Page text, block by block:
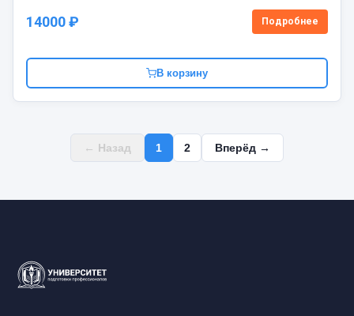
14000 ₽ Подробнее
В корзину
← Назад 1 2 Вперёд →